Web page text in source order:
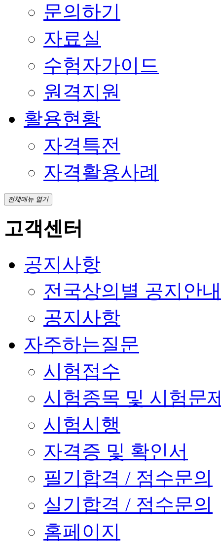
문의하기
자료실
수험자가이드
원격지원
활용현황
자격특전
자격활용사례
전체메뉴 열기
고객센터
공지사항
전국상의별 공지안내
공지사항
자주하는질문
시험접수
시험종목 및 시험문
시험시행
자격증 및 확인서
필기합격 / 점수문의
실기합격 / 점수문의
홈페이지